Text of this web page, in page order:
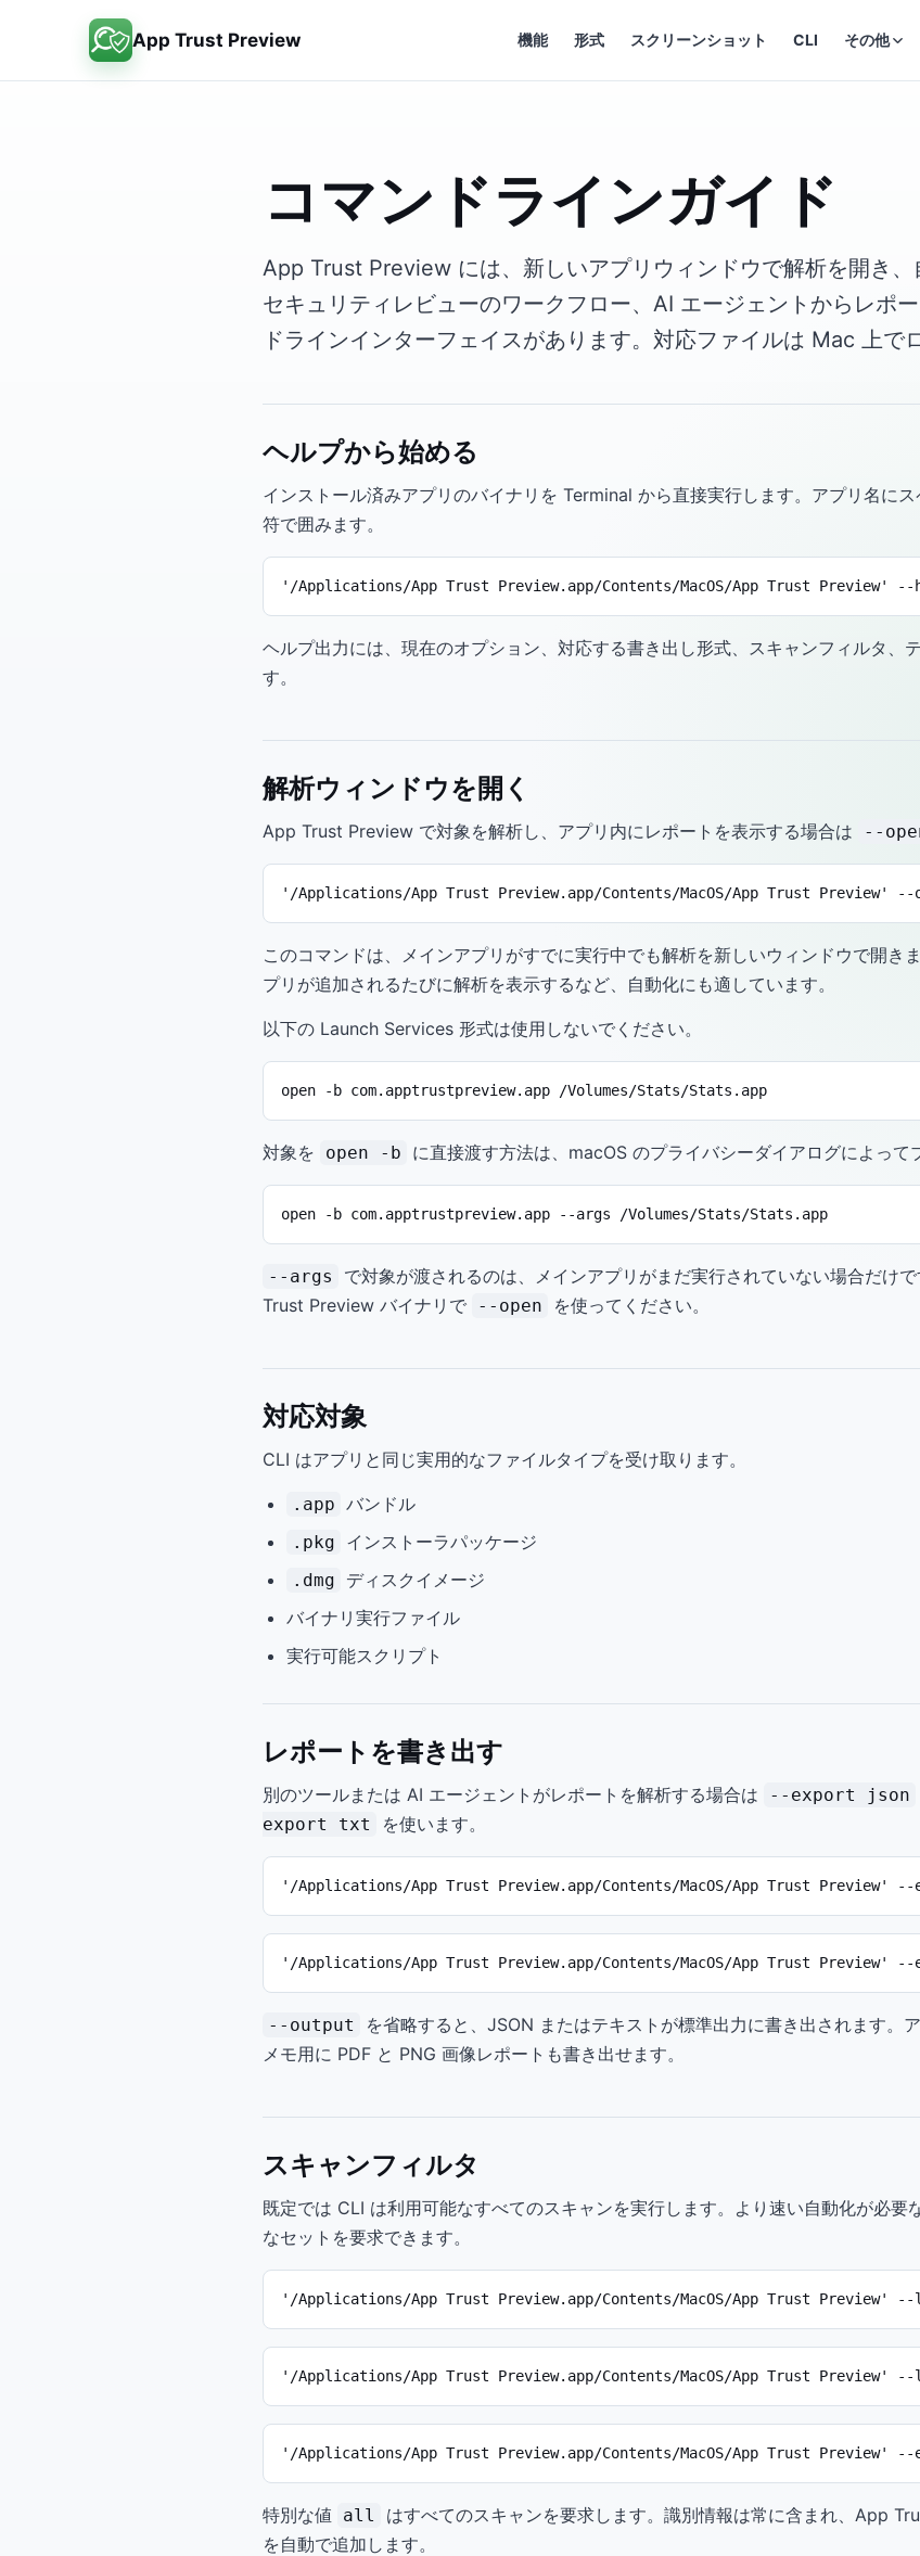
App Trust Preview 機能 形式 スクリーンショット CLI その他
コマンドラインガイド
App Trust Preview には、新しいアプリウィンドウで解析を開き、
セキュリティレビューのワークフロー、AI エージェントからレポ
ドラインインターフェイスがあります。対応ファイルは Mac 上で
ヘルプから始める
インストール済みアプリのバイナリを Terminal から直接実行します。アプリ名に
符で囲みます。
'/Applications/App Trust Preview.app/Contents/MacOS/App Trust Preview' --
ヘルプ出力には、現在のオプション、対応する書き出し形式、スキャンフィルタ、
す。
解析ウィンドウを開く
App Trust Preview で対象を解析し、アプリ内にレポートを表示する場合は --
'/Applications/App Trust Preview.app/Contents/MacOS/App Trust Preview'
このコマンドは、メインアプリがすでに実行中でも解析を新しいウィンドウで開き
プリが追加されるたびに解析を表示するなど、自動化にも適しています。
以下の Launch Services 形式は使用しないでください。
open -b com.apptrustpreview.app /Volumes/Stats/Stats.app
対象を open -b に直接渡す方法は、macOS のプライバシーダイアログによって
open -b com.apptrustpreview.app --args /Volumes/Stats/Stats.app
--args
で対象が渡されるのは、メインアプリがまだ実行されていない場合だけ
Trust Preview バイナリで
--open を使ってください。
対応対象
CLI はアプリと同じ実用的なファイルタイプを受け取ります。
.app バンドル
.pkg インストーラパッケージ
.dmg
ディスクイメージ
バイナリ実行ファイル
実行可能スクリプト
レポートを書き出す
別のツールまたは AI エージェントがレポートを解析する場合は --export json
export txt
を使います。
'/Applications/App Trust Preview.app/Contents/MacOS/App Trust
'/Applications/App Trust Preview.app/Contents/MacOS/App Trust Preview' --
--output
を省略すると、JSON またはテキストが標準出力に書き出されます。
メモ用に PDF と PNG 画像レポートも書き出せます。
スキャンフィルタ
既定では CLI は利用可能なすべてのスキャンを実行します。より速い自動化が必要
なセットを要求できます。
'/Applications/App Trust Preview.app/Contents/MacOS/App Trust Preview'
'/Applications/App Trust Preview.app/Contents/MacOS/App Trust
'/Applications/App Trust Preview.app/Contents/MacOS/App Trust
特別な値 all
はすべてのスキャンを要求します。識別情報は常に含まれ、App
を自動で追加します。